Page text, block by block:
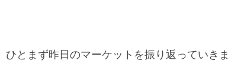
とまず昨日のマーケットを振り返っていきま